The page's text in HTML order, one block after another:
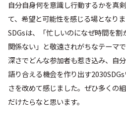
自分自身何を意識し行動するかを真
て、希望と可能性を感じる場となりま
SDGsは、「忙しいのになぜ時間を
関係ない」と敬遠されがちなテーマ
深さでどんな参加者も惹き込み、自
語り合える機会を作り出す
さを改めて感じました。ぜひ多くの
だけたらなと思います。